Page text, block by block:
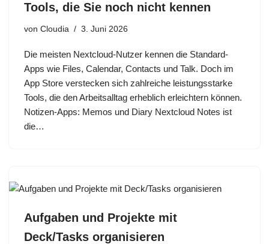
Tools, die Sie noch nicht kennen
von Cloudia 3. Juni 2026
Die meisten Nextcloud-Nutzer kennen die Standard-
Apps wie Files, Calendar, Contacts und Talk. Doch im
App Store verstecken sich zahlreiche leistungsstarke
Tools, die den Arbeitsalltag erheblich erleichtern können.
Notizen-Apps: Memos und Diary Nextcloud Notes ist
die…
Aufgaben und Projekte mit
Deck/Tasks organisieren